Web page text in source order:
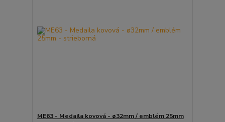
ME63 - Medaila kovová - ø32mm / emblém 25mm